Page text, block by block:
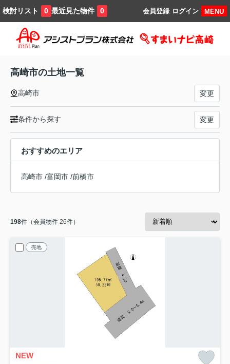
検討リスト 0 最近見た物件 0 MENU
ログイン
会員登録
高崎市の土地一覧
高崎市 変更
条件から探す 変更
おすすめのエリア
高崎市 /富岡市 /前橋市
198件（会員物件 26件）
売地
NEW